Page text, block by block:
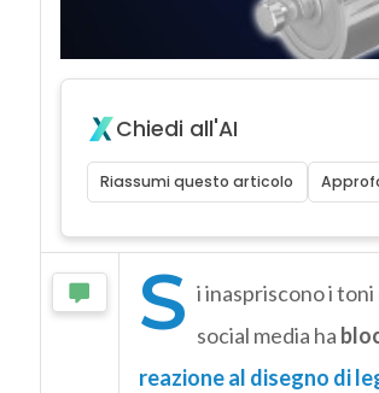
Chiedi all'AI
Riassumi questo articolo
S i inaspriscono i
social media ha
reazione al disegno di